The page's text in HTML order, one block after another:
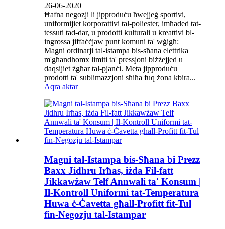
26-06-2020
Ħafna negozji li jipproduċu ħwejjeġ sportivi,
uniformijiet korporattivi tal-poliester, imħaded tat-
tessuti tad-dar, u prodotti kulturali u kreattivi bl-
ingrossa jiffaċċjaw punt komuni ta' wġigħ:
Magni ordinarji tal-istampa bis-sħana elettrika
m'għandhomx limiti ta' pressjoni biżżejjed u
daqsijiet żgħar tal-pjanċi. Meta jipproduċu
prodotti ta' sublimazzjoni sħiħa fuq żona kbira...
Aqra aktar
Magni tal-Istampa bis-Sħana bi Prezz
Baxx Jidhru Irħas, iżda Fil-fatt
Jikkawżaw Telf Annwali ta' Konsum |
Il-Kontroll Uniformi tat-Temperatura
Huwa ċ-Ċavetta għall-Profitt fit-Tul
fin-Negozju tal-Istampar